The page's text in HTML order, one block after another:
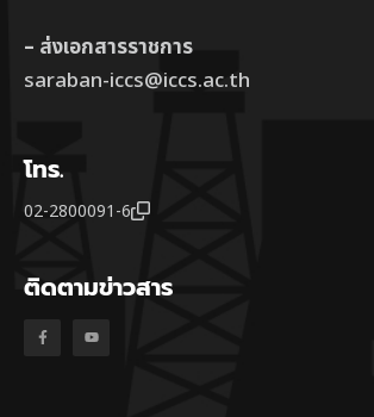
– ส่งเอกสารราชการ
saraban-iccs@iccs.ac.th
โทร.
02-2800091-6
ติดตามข่าวสาร